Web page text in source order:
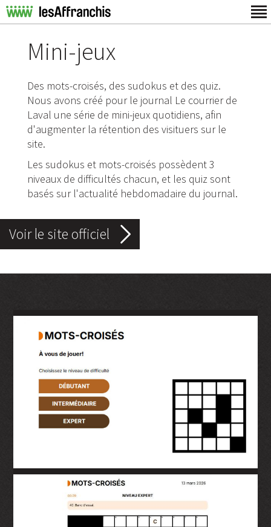
Mini-jeux
Des mots-croisés, des sudokus et des quiz.
Nous avons créé pour le journal Le courrier de
Laval une série de mini-jeux quotidiens, afin
d'augmenter la rétention des visituers sur le
site.
Les sudokus et mots-croisés possèdent 3
niveaux de difficultés chacun, et les quiz sont
basés sur l'actualité hebdomadaire du journal.
Voir le site officiel